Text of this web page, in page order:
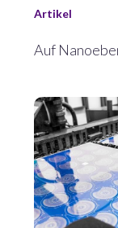
Artikel
Auf